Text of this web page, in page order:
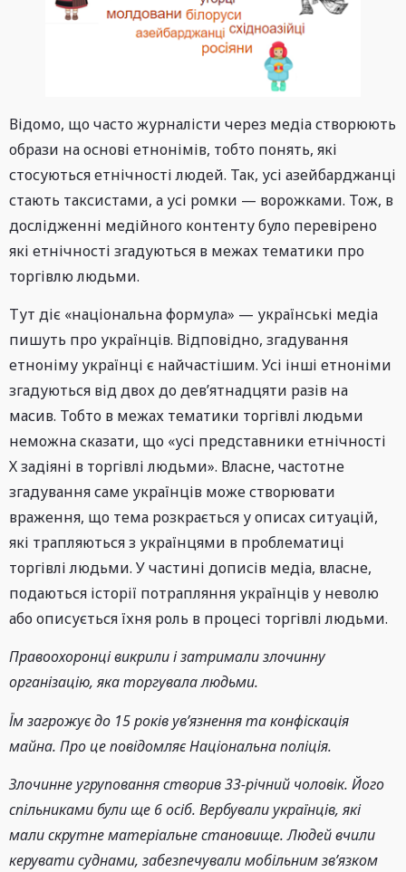
Відомо, що часто журналісти через медіа створюють
образи на основі етнонімів, тобто понять, які
стосуються етнічності людей. Так, усі азейбарджанці
стають таксистами, а усі ромки — ворожками. Тож, в
дослідженні медійного контенту було перевірено
які етнічності згадуються в межах тематики про
торгівлю людьми.
Тут діє «національна формула» — українські медіа
пишуть про українців. Відповідно, згадування
етноніму українці є найчастішим. Усі інші етноніми
згадуються від двох до дев’ятнадцяти разів на
масив. Тобто в межах тематики торгівлі людьми
неможна сказати, що «усі представники етнічності
Х задіяні в торгівлі людьми». Власне, частотне
згадування саме українців може створювати
враження, що тема розкрається у описах ситуацій,
які трапляються з українцями в проблематиці
торгівлі людьми. У частині дописів медіа, власне,
подаються історії потрапляння українців у неволю
або описується їхня роль в процесі торгівлі людьми.
Правоохоронці викрили і затримали злочинну
організацію, яка торгувала людьми.
Їм загрожує до 15 років ув’язнення та конфіскація
майна. Про це повідомляє Національна поліція.
Злочинне угруповання створив 33-річний чоловік. Його
спільниками були ще 6 осіб. Вербували українців, які
мали скрутне матеріальне становище. Людей вчили
керувати суднами, забезпечували мобільним зв’язком